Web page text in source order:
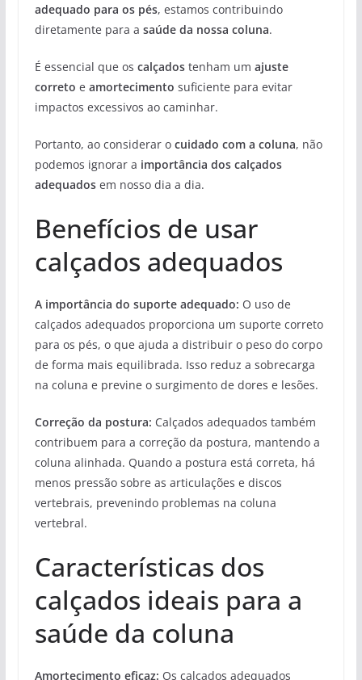
adequado para os pés, estamos contribuindo
diretamente para a saúde da nossa coluna.
É essencial que os calçadostenham um ajuste
correto e amortecimento suficiente para evitar
impactos excessivos ao caminhar.
Portanto, ao considerar o cuidado com a coluna, não
podemos ignorar a importância dos calçados
adequadosem nosso dia a dia.
Benefícios de usar
calçados adequados
A importância do suporte adequado: O uso de
calçados adequados proporciona um suporte correto
para os pés, o que ajuda a distribuir o peso do corpo
de forma mais equilibrada. Isso reduz a sobrecarga
na coluna e previne o surgimento de dores e lesões.
Correção da postura: Calçados adequados também
contribuem para a correção da postura, mantendo a
coluna alinhada. Quando a postura está correta, há
menos pressão sobre as articulações e discos
vertebrais, prevenindo problemas na coluna
vertebral.
Características dos
calçados ideais para a
saúde da coluna
Amortecimento eficaz: Os calçados adequados